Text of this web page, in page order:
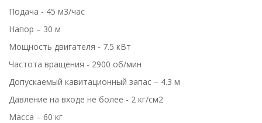
Подача - 45 м3/час
Напор – 30 м
Мощность двигателя - 7.5 кВт
Частота вращения - 2900 об/мин
Допускаемый кавитационный запас – 4.3 м
Давление на входе не более - 2 кг/см2
Масса – 60 кг